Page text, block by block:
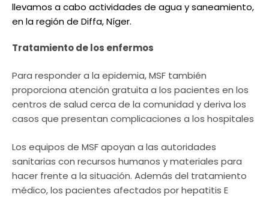
llevamos a cabo actividades de agua y saneamiento,
en la región de Diffa, Níger.
Tratamiento de los enfermos
Para responder a la epidemia, MSF también
proporciona atención gratuita a los pacientes en los
centros de salud cerca de la comunidad y deriva los
casos que presentan complicaciones a los hospitales
Los equipos de MSF apoyan a las autoridades
sanitarias con recursos humanos y materiales para
hacer frente a la situación. Además del tratamiento
médico, los pacientes afectados por hepatitis E